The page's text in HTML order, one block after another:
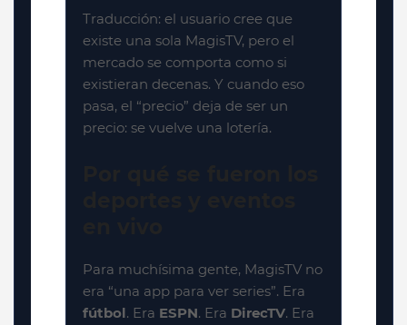
Traducción: el usuario cree que
existe una sola MagisTV, pero el
mercado se comporta como si
existieran decenas. Y cuando eso
pasa, el “precio” deja de ser un
precio: se vuelve una lotería.
Para muchísima gente, MagisTV no
era “una app para ver series”. Era
fútbol. Era ESPN. Era DirecTV. Era